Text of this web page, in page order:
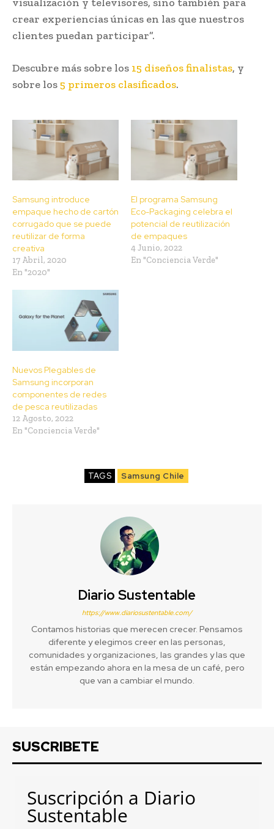
crear experiencias únicas en las que nuestros
clientes puedan participar”.
Descubre más sobre los 15 diseños finalistas, y
sobre los5 primeros clasificados.
Samsung introduce
empaque hecho de cartón
corrugado que se puede
reutilizar de forma
creativa
17 Abril, 2020
En "2020"
El programa Samsung
Eco-Packaging celebra el
potencial de reutilización
de empaques
4 Junio, 2022
En "Conciencia Verde"
Nuevos Plegables de
Samsung incorporan
componentes de redes
de pesca reutilizadas
12 Agosto, 2022
En "Conciencia Verde"
TAGS Samsung Chile
Diario Sustentable
https://www.diariosustentable.com/
Contamos historias que merecen crecer. Pensamos
diferente y elegimos creer en las personas,
comunidades y organizaciones, las grandes y las que
están empezando ahora en la mesa de un café, pero
que van a cambiar el mundo.
SUSCRIBETE
Suscripción a Diario
Sustentable